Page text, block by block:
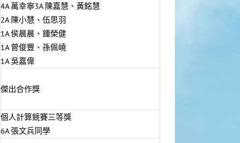
4A 萬幸寧3A 陳嘉慧、黃銘慧
2A 陳小慧、伍思羽
1A 侯晨晨、鍾榮健
1A 曾俊豐、孫佩嶢
1A 吳嘉偉
傑出合作獎
個人計算競賽三等獎
6A 張文兵同學